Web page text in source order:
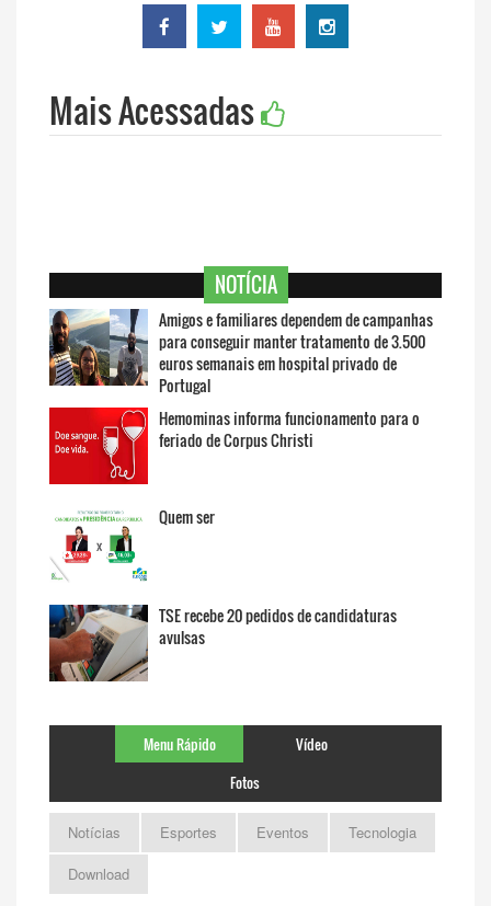
Mais Acessadas
NOTÍCIA
Amigos e familiares dependem de campanhas
para conseguir manter tratamento de 3.500
euros semanais em hospital privado de
Portugal
Hemominas informa funcionamento para o
feriado de Corpus Christi
Quem ser
TSE recebe 20 pedidos de candidaturas
avulsas
Menu Rápido
Vídeo
Fotos
Notícias Esportes Eventos
Tecnologia
Download